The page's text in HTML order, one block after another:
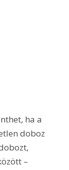
ha a
doboz
–